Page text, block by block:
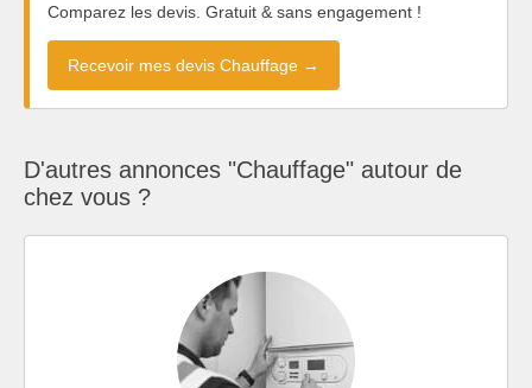
Comparez les devis. Gratuit & sans engagement !
Recevoir mes devis Chauffage →
D'autres annonces "Chauffage" autour de
chez vous ?